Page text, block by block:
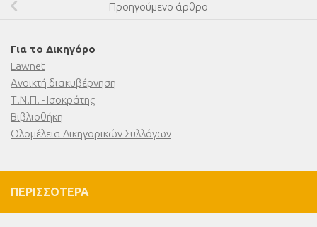
Προηγούμενο άρθρο
Για το Δικηγόρο
Lawnet
Ανοικτή διακυβέρνηση
Τ.Ν.Π. - Ισοκράτης
Βιβλιοθήκη
Ολομέλεια Δικηγορικών Συλλόγων
ΠΕΡΙΣΣΌΤΕΡΑ